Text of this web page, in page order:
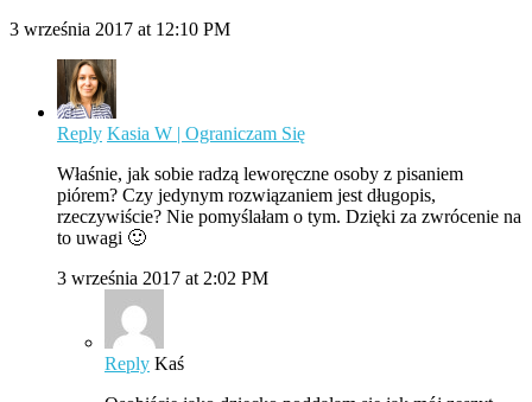
3 września 2017 at 12:10 PM
Reply Kasia W | Ograniczam Się
Właśnie, jak sobie radzą leworęczne osoby z pisaniem
piórem? Czy jedynym rozwiązaniem jest długopis,
rzeczywiście? Nie pomyślałam o tym. Dzięki za zwrócenie na
to uwagi 🙂
3 września 2017 at 2:02 PM
Reply Kaś